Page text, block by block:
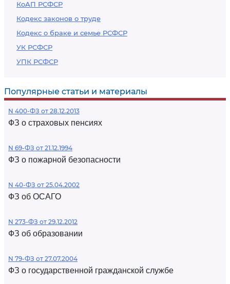
КоАП РСФСР
Кодекс законов о труде
Кодекс о браке и семье РСФСР
УК РСФСР
УПК РСФСР
Популярные статьи и материалы
N 400-ФЗ от 28.12.2013
ФЗ о страховых пенсиях
N 69-ФЗ от 21.12.1994
ФЗ о пожарной безопасности
N 40-ФЗ от 25.04.2002
ФЗ об ОСАГО
N 273-ФЗ от 29.12.2012
ФЗ об образовании
N 79-ФЗ от 27.07.2004
ФЗ о государственной гражданской службе